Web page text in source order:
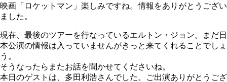
映画「ロケットマン」楽しみですね。情報をありがとうござい
ました。
現在、最後のツアーを行なっているエルトン・ジョン。まだ日
本公演の情報は入っていませんがきっと来てくれることでしょ
う。
そうなったらまたお話を聞かせてくださいね。
本日のゲストは、多田利浩さんでした。ご出演ありがとうござ